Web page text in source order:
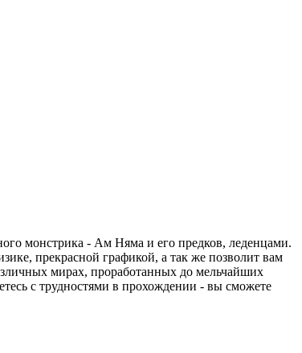
монстрика - Ам Няма и его предков, леденцами.
прекрасной графикой, а так же позволит вам
мирах, проработанных до мельчайших
с трудностями в прохождении - вы сможете